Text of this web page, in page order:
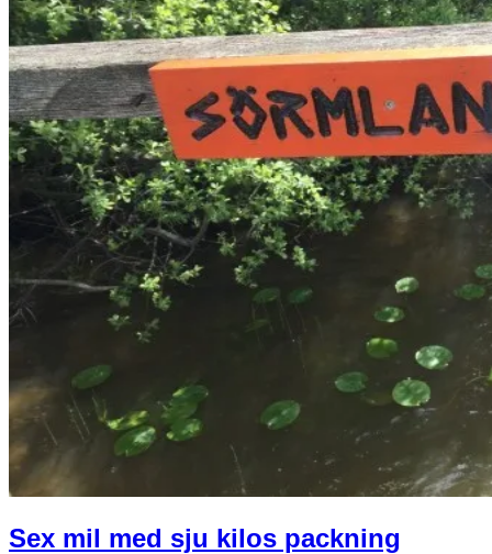
Sex mil med sju kilos packning